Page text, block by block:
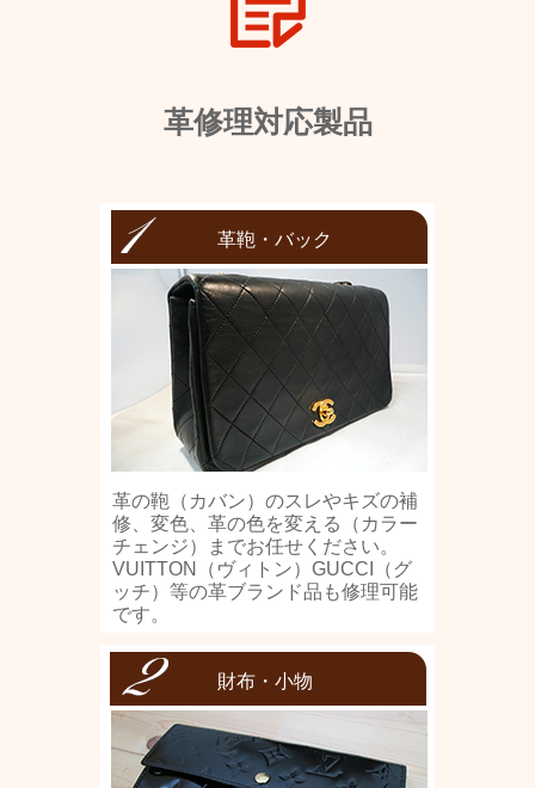
革修理対応製品
革鞄・バック
革の鞄（カバン）のスレやキズの補
修、変色、革の色を変える（カラー
チェンジ）までお任せください。
VUITTON（ヴィトン）GUCCI（グ
ッチ）等の革ブランド品も修理可能
です。
財布・小物